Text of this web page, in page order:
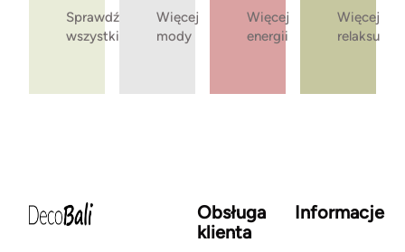
Sprawdź
wszystkie
Więcej
mody
Więcej
energii
Więcej
relaksu
Obsługa
klienta
Informacje